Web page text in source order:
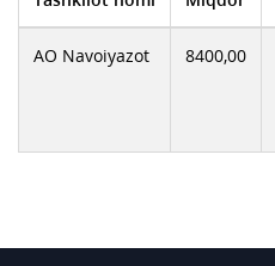
АО Navoiyazot 8400,00